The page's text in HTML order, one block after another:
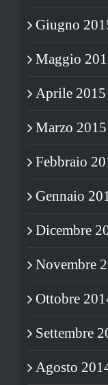
Giugno
Maggio
Aprile
Marzo
Febbraio
Gennaio
Dicembre
Novembre
Ottobre
Settembre
Agosto